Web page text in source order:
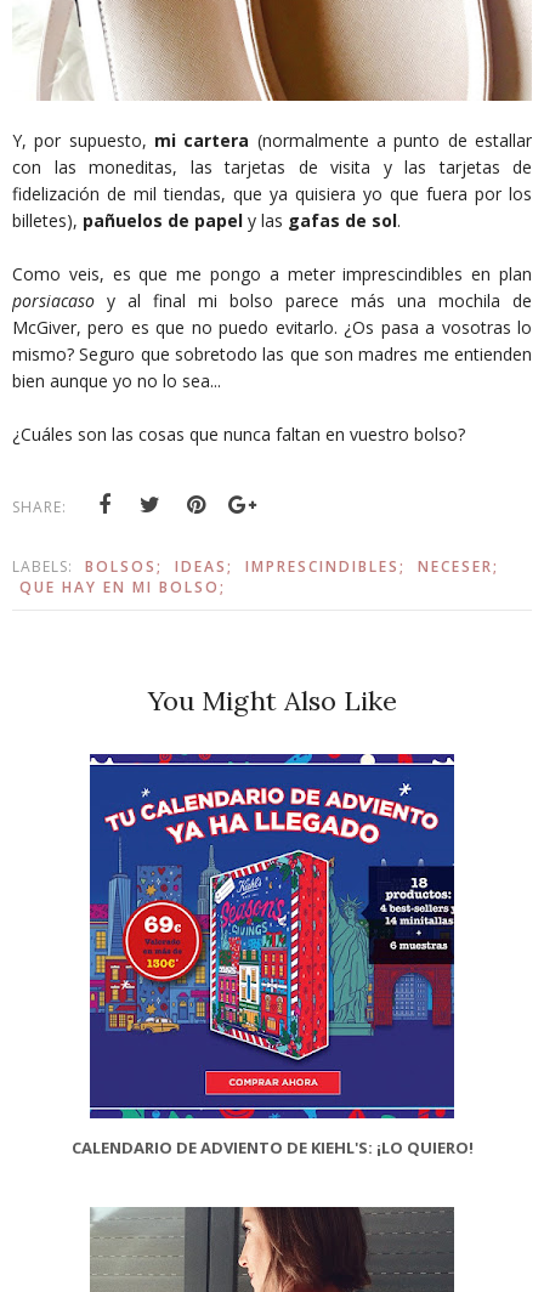
Y, por supuesto, mi cartera (normalmente a punto de estallar
con las moneditas, las tarjetas de visita y las tarjetas de
fidelización de mil tiendas, que ya quisiera yo que fuera por los
billetes), pañuelos de papel y las gafas de sol.
Como veis, es que me pongo a meter imprescindibles en plan
porsiacaso y al final mi bolso parece más una mochila de
McGiver, pero es que no puedo evitarlo. ¿Os pasa a vosotras lo
mismo? Seguro que sobretodo las que son madres me entienden
bien aunque yo no lo sea...
¿Cuáles son las cosas que nunca faltan en vuestro bolso?
SHARE:
LABELS: BOLSOS; IDEAS; IMPRESCINDIBLES;
NECESER;
QUE HAY EN MI BOLSO;
You Might Also Like
CALENDARIO DE ADVIENTO DE KIEHL'S: ¡LO QUIERO!